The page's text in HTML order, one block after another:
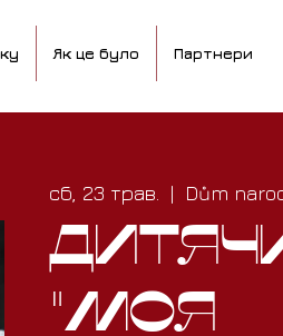
Як це було Партнери
сб, 23 трав.
  |
Dům
"Моя